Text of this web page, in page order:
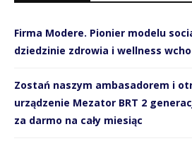
Firma Modere. Pionier modelu
dziedzinie zdrowia i wellness
Zostań naszym ambasadorem i
urządzenie Mezator BRT 2
za darmo na cały miesiąc